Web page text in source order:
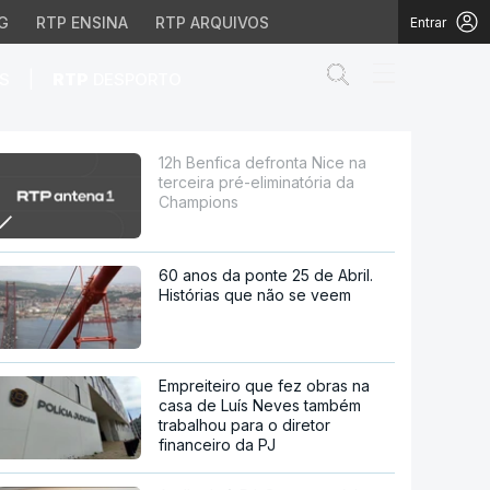
RTP ENSINA RTP ARQUIVOS Entrar
da
12h Benfica defronta Nice na
terceira pré-eliminatória da
Champions
60 anos da ponte 25 de Abril.
Histórias que não se veem
Empreiteiro que fez obras na
casa de Luís Neves também
trabalhou para o diretor
financeiro da PJ